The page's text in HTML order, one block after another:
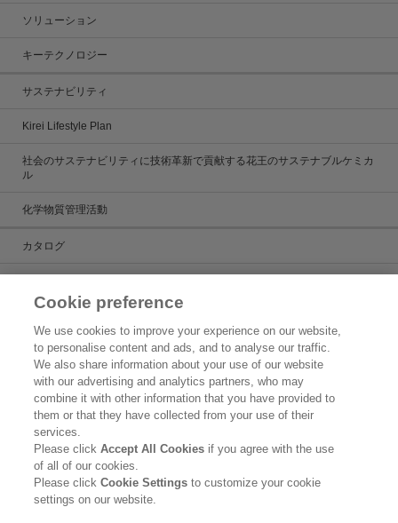
ソリューション
キーテクノロジー
サステナビリティ
Kirei Lifestyle Plan
社会のサステナビリティに技術革新で貢献する花王のサステナブルケミカ
ル
化学物質管理活動
カタログ
製品検索
お問い合わせ
新着情報
ご利用条件
花王グループのグローバル個人情報保護方針
Cookie preference
We use cookies to improve your experience on our website,
to personalise content and ads, and to analyse our traffic.
We also share information about your use of our website
with our advertising and analytics partners, who may
combine it with other information that you have provided to
them or that they have collected from your use of their
services.
Please clickAccept All Cookies if you agree with the use
of all of our cookies.
Please clickCookie Settingsto customize your cookie
settings on our website.